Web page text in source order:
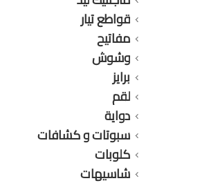
قواطع تيار
مفاتيح
وشوش
برايز
لقم
دواية
سبوتات و كشافات
كلوبات
شاسيهات